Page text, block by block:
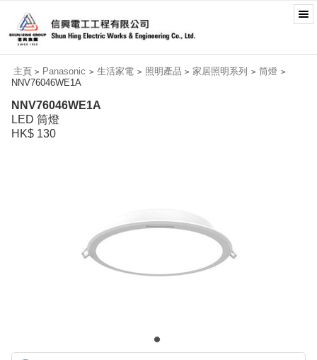
主頁 > Panasonic > 生活家電 > 照明產品 > 家居照明系列 > 筒燈 >
NNV76046WE1A
NNV76046WE1A
LED 筒燈
HK$ 130